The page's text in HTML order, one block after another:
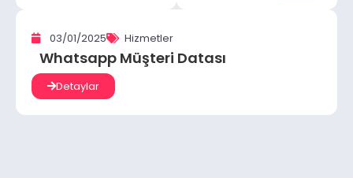
03/01/2025 Hizmetler
Whatsapp Müşteri Datası
Detaylar